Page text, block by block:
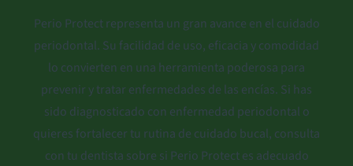
Perio Protect representa un gran avance en el cuidado
periodontal. Su facilidad de uso, eficacia y comodidad
lo convierten en una herramienta poderosa para
prevenir y tratar enfermedades de las encías. Si has
sido diagnosticado con enfermedad periodontal o
quieres fortalecer tu rutina de cuidado bucal, consulta
con tu dentista sobre si Perio Protect es adecuado